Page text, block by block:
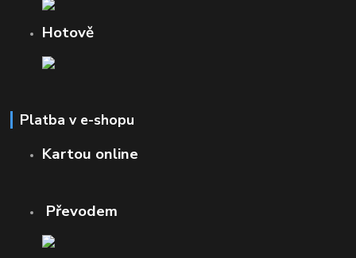
Hotově
Platba v e-shopu
Kartou online
Převodem